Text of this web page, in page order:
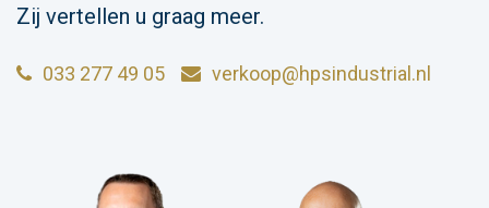
Zij vertellen u graag meer.
033 277 49 05 verkoop@hpsindustrial.nl